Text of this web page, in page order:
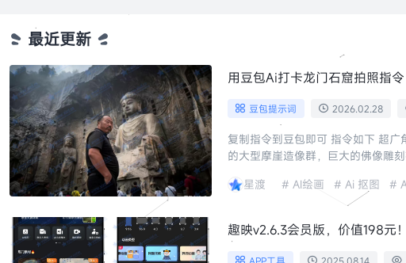
最近更新
用豆包Ai打卡龙门石窟拍照指令
豆包提示词 2026.02.28
复制指令到豆包即可 指令如下 超
的大型摩崖造像群，巨大的佛像雕
星渡
AI绘画 Ai 抠图
趣映v2.6.3会员版，价值198元
APP工具 2025.08.14